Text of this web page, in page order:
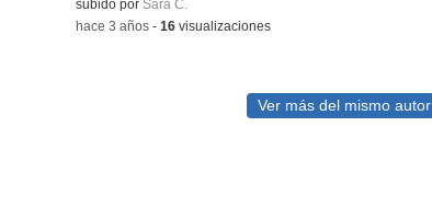
Contenido educativo.
subido por Sara C.
-hace 3 años- 16visualizaciones
Ver más del mismo autor